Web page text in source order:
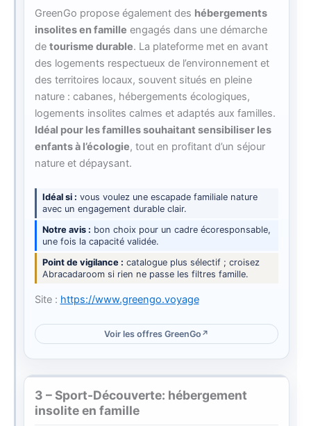
GreenGo propose également des hébergements
insolites en famille engagés dans une démarche
de tourisme durable. La plateforme met en avant
des logements respectueux de l’environnement et
des territoires locaux, souvent situés en pleine
nature : cabanes, hébergements écologiques,
logements insolites calmes et adaptés aux familles.
Idéal pour les familles souhaitant sensibiliser les
enfants à l’écologie, tout en profitant d’un séjour
nature et dépaysant.
Idéal si
vous voulez une escapade familiale nature
avec un engagement durable clair.
Notre avis
bon choix pour un cadre écoresponsable,
une fois la capacité validée.
Point de vigilance
catalogue plus sélectif ; croisez
Abracadaroom si rien ne passe les filtres famille.
Site : https://www.greengo.voyage
Voir les offres GreenGo
3 – Sport-Découverte: hébergement
insolite en famille